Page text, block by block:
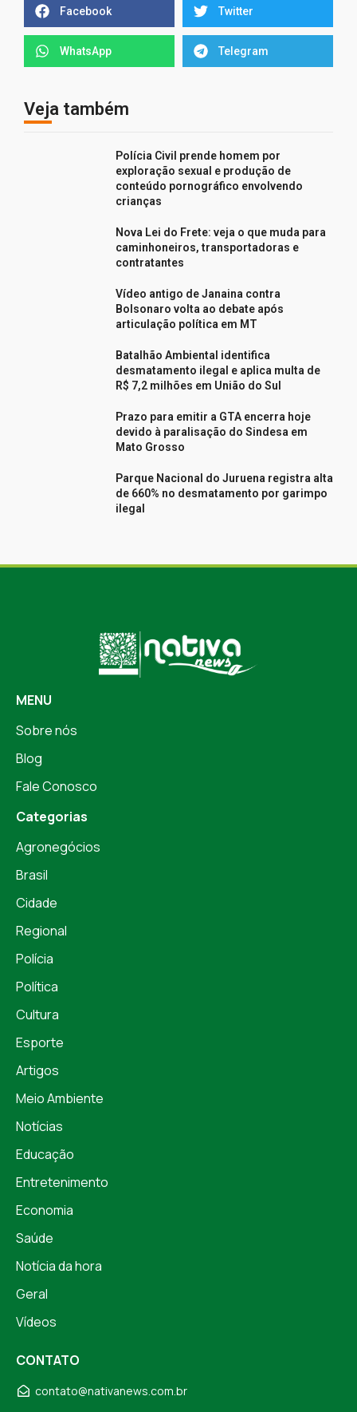
Facebook Twitter
WhatsApp Telegram
Veja também
Polícia Civil prende homem por
exploração sexual e produção de
conteúdo pornográfico envolvendo
crianças
Nova Lei do Frete: veja o que muda para
caminhoneiros, transportadoras e
contratantes
Vídeo antigo de Janaina contra
Bolsonaro volta ao debate após
articulação política em MT
Batalhão Ambiental identifica
desmatamento ilegal e aplica multa de
R$ 7,2 milhões em União do Sul
Prazo para emitir a GTA encerra hoje
devido à paralisação do Sindesa em
Mato Grosso
Parque Nacional do Juruena registra alta
de 660% no desmatamento por garimpo
ilegal
MENU
Sobre nós
Blog
Fale Conosco
Categorias
Agronegócios
Brasil
Cidade
Regional
Polícia
Política
Cultura
Esporte
Artigos
Meio Ambiente
Notícias
Educação
Entretenimento
Economia
Saúde
Notícia da hora
Geral
Vídeos
CONTATO
contato@nativanews.com.br